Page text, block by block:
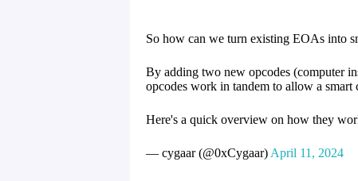
So how can we turn existing EOAs into
By adding two new opcodes
opcodes work in tandem to allow a
Here's a quick overview on how they
— cygaar (@0xCygaar) April 11, 2024